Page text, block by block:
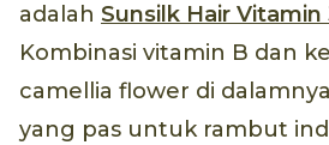
adalah Sunsilk Hair Vitamin
Kombinasi vitamin B dan
camellia flower di
yang pas untuk rambut